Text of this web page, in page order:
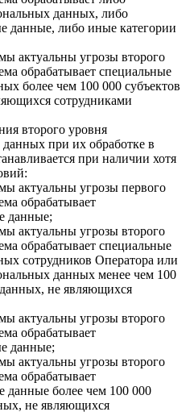
данных, либо
данные, либо иные категории
актуальны угрозы второго
обрабатывает специальные
более чем 100 000 субъектов
сотрудниками
второго уровня
при их обработке в
при наличии хотя
актуальны угрозы первого
обрабатывает
данные;
актуальны угрозы второго
обрабатывает специальные
сотрудников Оператора или
данных менее чем 100
не являющихся
актуальны угрозы второго
обрабатывает
данные;
актуальны угрозы второго
обрабатывает
данные более чем 100 000
не являющихся